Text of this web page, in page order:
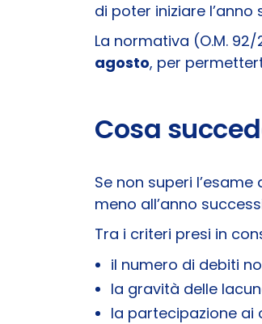
di poter iniziare l’anno
La normativa (O.M.
agosto, per
Cosa
Se non superi
meno all’anno
Tra i criteri presi in
il numero di debiti
la gravità delle
la partecipazione ai